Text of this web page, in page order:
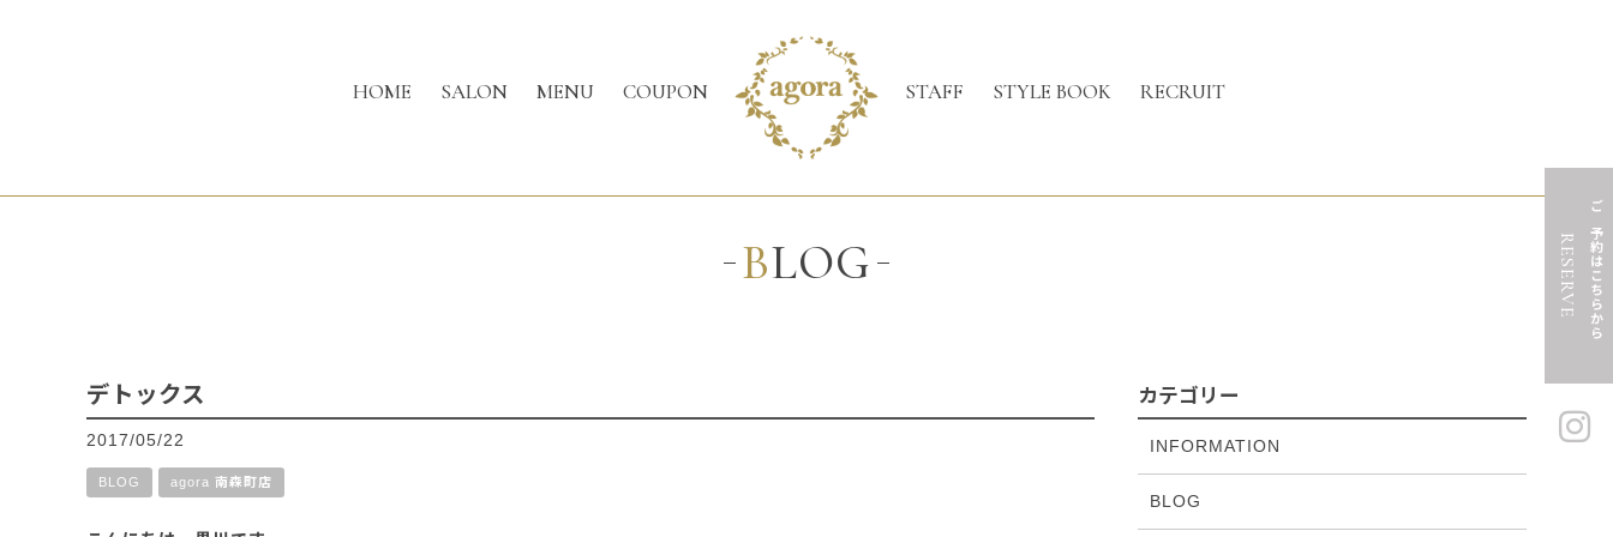
HOME SALON MENU COUPON STAFF STYLE BOOK RECRUIT
ご予約はこちらから
RESERVE
BLOG
デトックス
2017/05/22
BLOG agora 南森町店
カテゴリー
INFORMATION
BLOG